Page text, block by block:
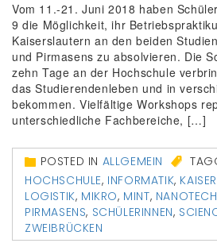
Vom 11.-21. Juni 2018 haben
9 die Möglichkeit, ihr
Kaiserslautern an den beiden
und Pirmasens zu absolvieren. Die
zehn Tage an der Hochschule
das Studierendenleben und in
bekommen. Vielfältige Workshops
unterschiedliche Fachbereiche, […]
POSTED IN ALLGEMEIN
HOCHSCHULE, INFORMATIK,
LOGISTIK, MIKRO, MINT,
PIRMASENS, SCHÜLERINNEN,
ZWEIBRÜCKEN